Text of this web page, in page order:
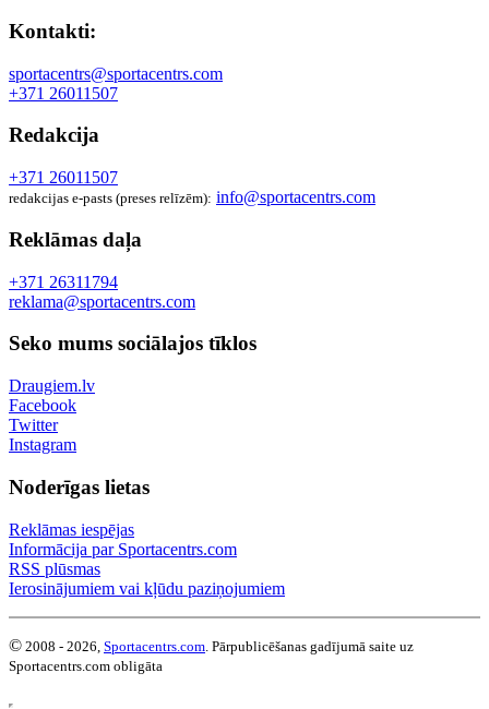
Kontakti:
sportacentrs@sportacentrs.com
+371 26011507
Redakcija
+371 26011507
redakcijas e-pasts (preses relīzēm): info@sportacentrs.com
Reklāmas daļa
+371 26311794
reklama@sportacentrs.com
Seko mums sociālajos tīklos
Draugiem.lv
Facebook
Twitter
Instagram
Noderīgas lietas
Reklāmas iespējas
Informācija par Sportacentrs.com
RSS plūsmas
Ierosinājumiem vai kļūdu paziņojumiem
© 2008 - 2026, Sportacentrs.com . Pārpublicēšanas gadījumā saite uz
Sportacentrs.com obligāta